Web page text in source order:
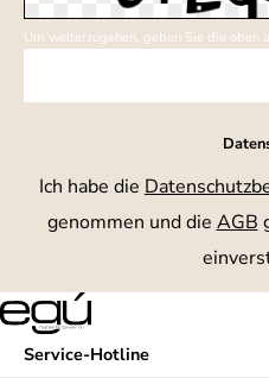
Um weiterzugehen, geben Sie die oben
Ich habe die
genommen und die AGB
Service-Hotline